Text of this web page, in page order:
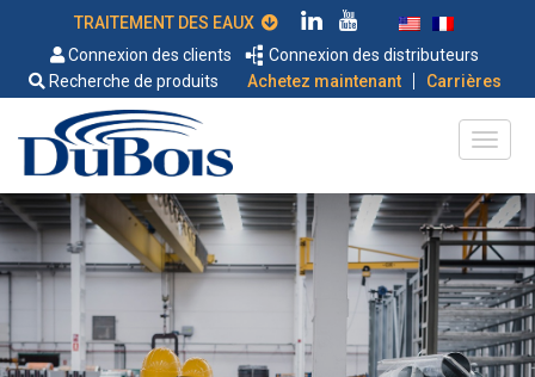
Connexion des clients
Connexion des distributeurs
Recherche de produits
Achetez maintenant | Carrières